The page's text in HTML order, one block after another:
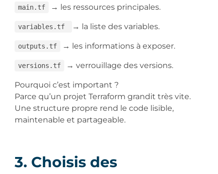
main.tf → les ressources principales.
variables.tf → la liste des variables.
outputs.tf → les informations à exposer.
versions.tf → verrouillage des versions.
Pourquoi c’est important ?
Parce qu’un projet Terraform grandit très vite.
Une structure propre rend le code lisible,
maintenable et partageable.
3. Choisis des